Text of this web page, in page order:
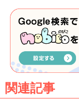
関連記事